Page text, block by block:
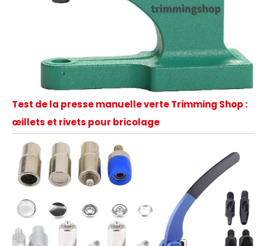
Test de la presse manuelle verte Trimming Shop :
œillets et rivets pour bricolage